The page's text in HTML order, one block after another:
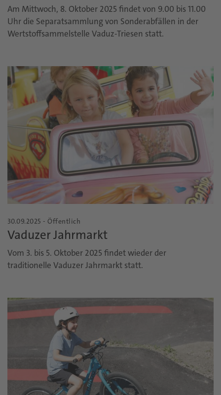
Am Mittwoch, 8. Oktober 2025 findet von 9.00 bis 11.00
Uhr die Separatsammlung von Sonderabfällen in der
Wertstoffsammelstelle Vaduz-Triesen statt.
30.09.2025 - Öffentlich
Vaduzer Jahrmarkt
Vom 3. bis 5. Oktober 2025 findet wieder der
traditionelle Vaduzer Jahrmarkt statt.